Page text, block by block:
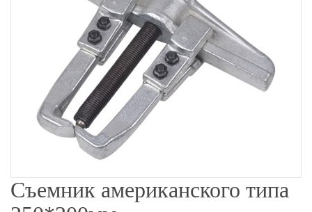
Съемник американского типа